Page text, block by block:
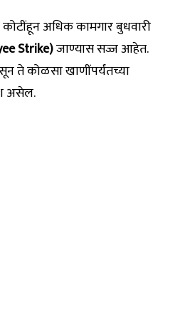
अधिक कामगार बुधवारी
Strike)जाण्यास सज्ज आहेत.
ते कोळसा खाणींपर्यंतच्या
असेल.